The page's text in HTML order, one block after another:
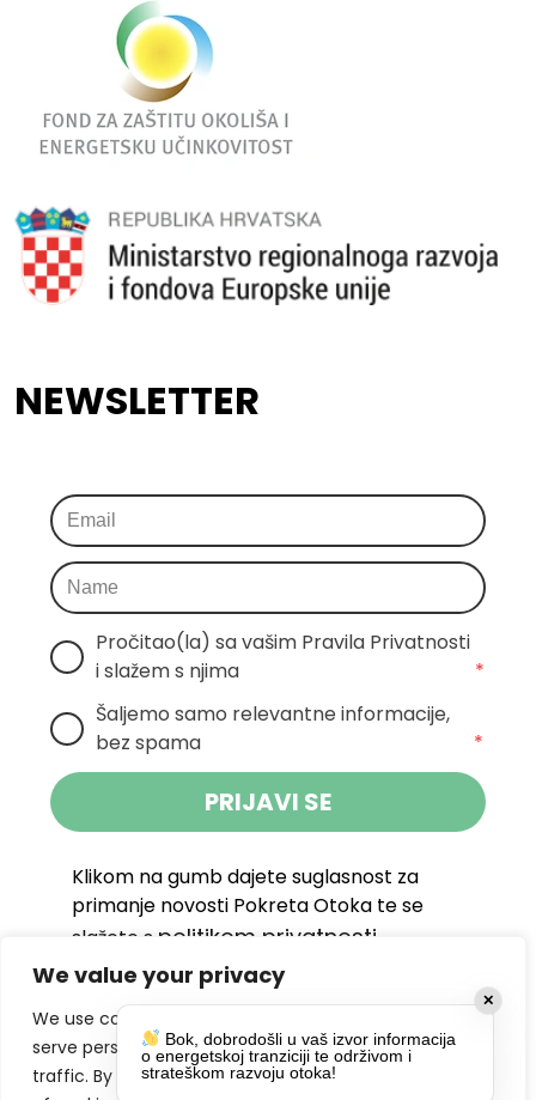
We value your privacy
We use cookies to enhance your browsing experience,
serve personalized ads or content, and analyze our
traffic. By clicking "Accept All", you consent to our use
NEWSLETTER
Pročitao(la) sa vašim Pravila Privatnosti
i slažem s njima
*
Šaljemo samo relevantne informacije,
bez spama
*
PRIJAVI SE
Klikom na gumb dajete suglasnost za
primanje novosti Pokreta Otoka te se
slažete s politikom privatnosti.
DRUŠTVENE MREŽE ✕
Bok, dobrodošli u vaš izvor informacija
o energetskoj tranziciji te održivom i
strateškom razvoju otoka!